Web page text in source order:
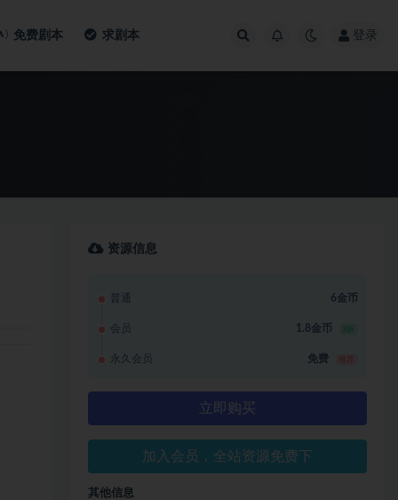
免费剧本 求剧本 登录
资源信息
普通 6金币
会员 1.8金币 3折
永久会员 免费
立即购买
加入会员，全站资源免费下
其他信息